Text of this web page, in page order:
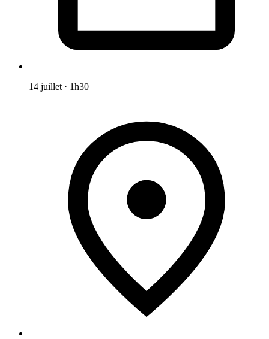
14 juillet · 1h30